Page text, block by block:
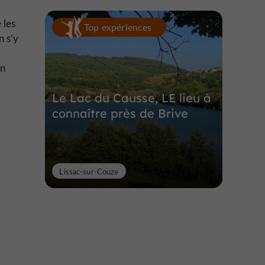
les
s’y
Top expériences
Le Lac du Causse, LE lieu à
connaître près de Brive
Lissac-sur-Couze